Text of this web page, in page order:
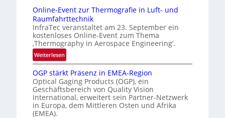
D
u
c
k
r
k
e
n
e
‚
H
y
p
e
r
s
p
e
c
t
e
r
n
a
t
o
n
a
l
V
Online-Event zur Thermografie in Luft- und
Raumfahrttechnik
InfraTec veranstaltet am 23. September ein
kostenloses Online-Event zum Thema
‚Thermography in Aerospace Engineering‘.
Weiterlesen:
O
n
l
i
n
OGP stärkt Präsenz in EMEA-Region
Optical Gaging Products (OGP), ein
Geschäftsbereich von Quality Vision
International, erweitert sein Partner-Netzwerk
in Europa, dem Mittleren Osten und Afrika
(EMEA).